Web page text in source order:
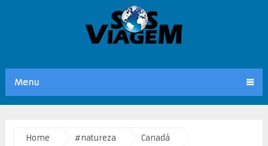
Menu
Home #natureza Canadá